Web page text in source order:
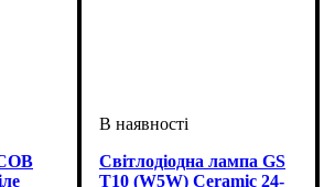
Світлодіодна лампа GS
T10 (W5W) Ceramic 24-